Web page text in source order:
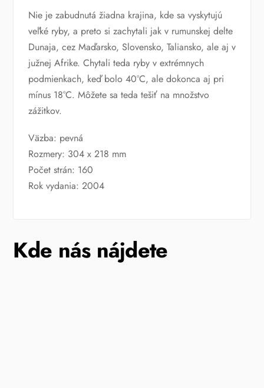
Nie je zabudnutá žiadna krajina, kde sa vyskytujú
veľké ryby, a preto si zachytali jak v rumunskej delte
Dunaja, cez Maďarsko, Slovensko, Taliansko, ale aj v
južnej Afrike. Chytali teda ryby v extrémnych
podmienkach, keď bolo 40°C, ale dokonca aj pri
mínus 18°C. Môžete sa teda tešiť na množstvo
zážitkov.
Väzba: pevná
Rozmery: 304 x 218 mm
Počet strán: 160
Rok vydania: 2004
Kde nás nájdete